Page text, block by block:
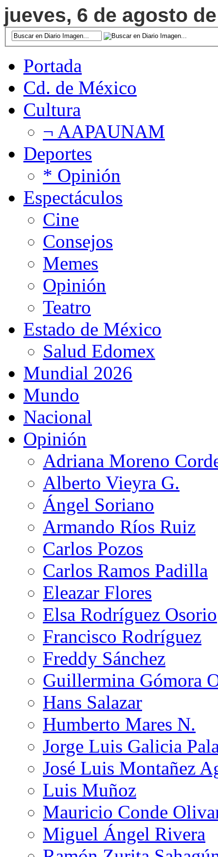
jueves, 6 de agosto
Portada
Cd. de México
Cultura
¬ AAPAUNAM
Deportes
* Opinión
Espectáculos
Cine
Consejos
Memes
Opinión
Teatro
Estado de México
Salud Edomex
Mundial 2026
Mundo
Nacional
Opinión
Adriana Moreno
Alberto Vieyra G.
Ángel Soriano
Armando Ríos Ruiz
Carlos Pozos
Carlos Ramos Padilla
Eleazar Flores
Elsa Rodríguez Osorio
Francisco Rodríguez
Freddy Sánchez
Guillermina Gómora
Hans Salazar
Humberto Mares N.
Jorge Luis Galicia
José Luis Montañez
Luis Muñoz
Mauricio Conde
Miguel Ángel Rivera